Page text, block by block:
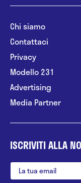
Chi siamo
Contattaci
Privacy
Modello 231
Advertising
Media Partner
ISCRIVITI ALLA